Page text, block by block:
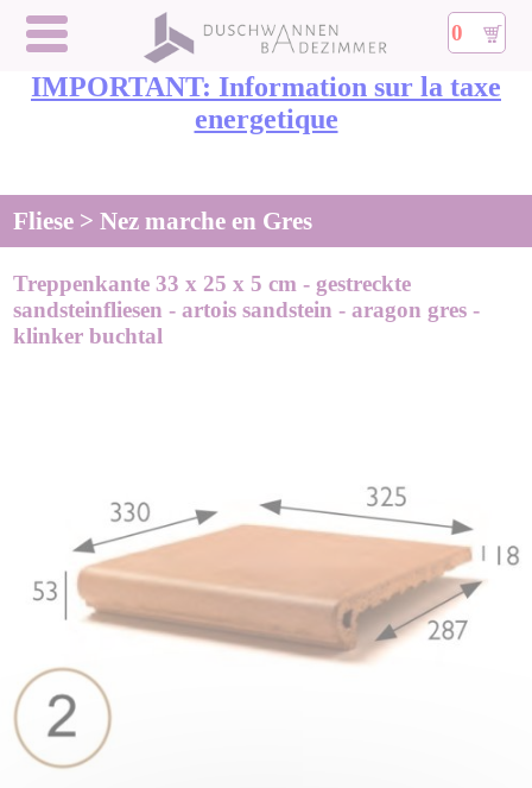
0
IMPORTANT: Information sur la taxe
energetique
Fliese > Nez marche en Gres
Treppenkante 33 x 25 x 5 cm - gestreckte
sandsteinfliesen - artois sandstein - aragon gres -
klinker buchtal